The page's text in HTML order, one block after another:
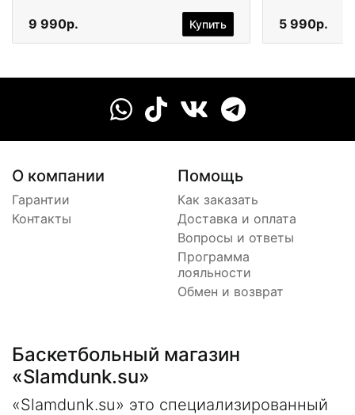
9 990р. Купить 5 990р.
О компании
Гарантии
Контакты
Помощь
Как заказать
Доставка и оплата
Вопросы и ответы
Программа
лояльности
Обмен и возврат
Баскетбольный магазин
«Slamdunk.su»
«Slamdunk.su» это специализированный